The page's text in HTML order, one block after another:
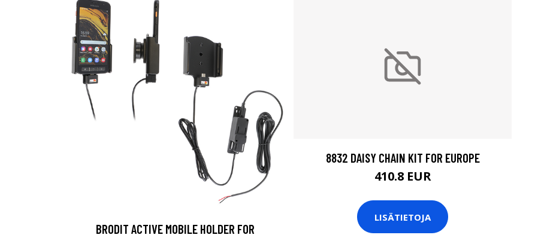
BRODIT ACTIVE MOBILE HOLDER FOR
8832 DAISY CHAIN KIT FOR EUROPE
410.8 EUR
LISÄTIETOJA